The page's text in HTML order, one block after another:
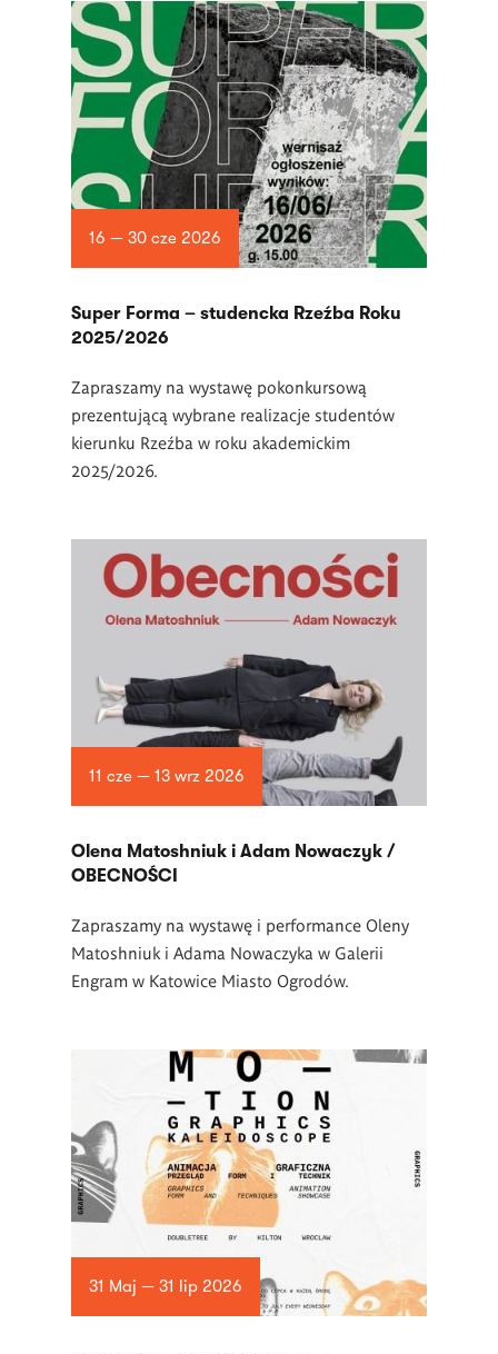
16 — 30 cze 2026
Super Forma – studencka Rzeźba Roku
2025/2026
Zapraszamy na wystawę pokonkursową
prezentującą wybrane realizacje studentów
kierunku Rzeźba w roku akademickim
2025/2026.
11 cze — 13 wrz 2026
Olena Matoshniuk i Adam Nowaczyk /
OBECNOŚCI
Zapraszamy na wystawę i performance Oleny
Matoshniuk i Adama Nowaczyka w Galerii
Engram w Katowice Miasto Ogrodów.
31 Maj — 31 lip 2026